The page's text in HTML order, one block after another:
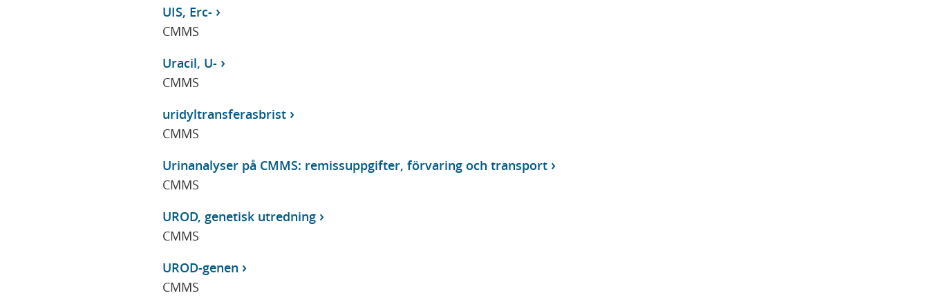
UIS, Erc-
CMMS
Uracil, U-
CMMS
uridyltransferasbrist
CMMS
Urinanalyser på CMMS: remissuppgifter, förvaring och transport
CMMS
UROD, genetisk utredning
CMMS
UROD-genen
CMMS